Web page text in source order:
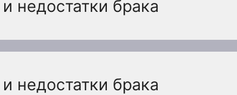
недостатки брака
недостатки брака